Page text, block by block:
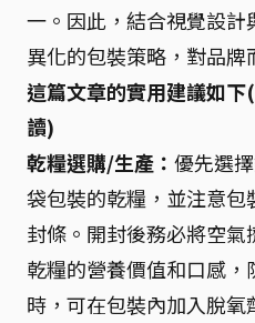
一。因此，結合視覺設
異化的包裝策略，對品牌
這篇文章的實用建議如
讀)
乾糧選購/生產： 優先選
袋包裝的乾糧，並注意
封條。開封後務必將空
乾糧的營養價值和口感
時，可在包裝內加入脫